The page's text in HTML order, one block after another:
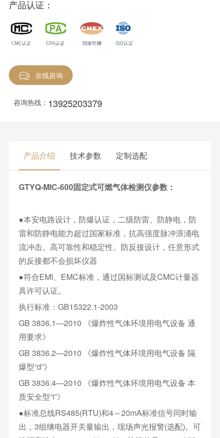
产品认证：
在线咨询
咨询热线： 13925203379
产品介绍 技术参数 定制选配
GTYQ-MIC-600固定式可燃气体检测仪参数：
●本安电路设计，防爆认证，二级防雷、防静电，防
雷和防静电能力超过国家标准，抗高强度脉冲浪涌电
流冲击。高可靠性和稳定性。防反接设计，任意形式
的反接都不会损坏仪器
●符合EMI、EMC标准，通过国标测试及CMC计量器
具许可认证。
执行标准：GB15322.1-2003
GB 3836.1—2010 《爆炸性气体环境用电气设备 通
用要求》
GB 3836.2—2010 《爆炸性气体环境用电气设备 隔
爆型“d”》
GB 3836.4—2010 《爆炸性气体环境用电气设备 本
质安全型“i”》
●标准总线RS485(RTU)和4～20mA标准信号同时输
出，3组继电器开关量输出，现场声光报警(选配)。可